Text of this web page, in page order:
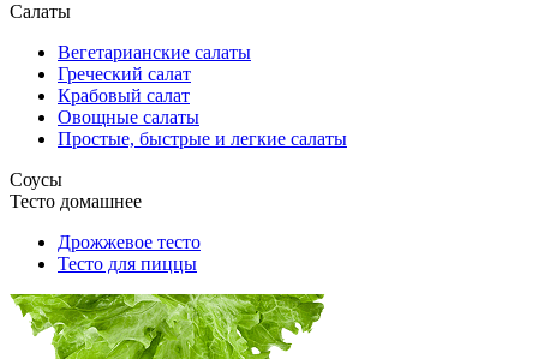
Салаты
Вегетарианские салаты
Греческий салат
Крабовый салат
Овощные салаты
Простые, быстрые и легкие салаты
Соусы
Тесто домашнее
Дрожжевое тесто
Тесто для пиццы